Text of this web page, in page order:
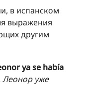
в испанском
выражения
другим
ya se había
Леонор уже